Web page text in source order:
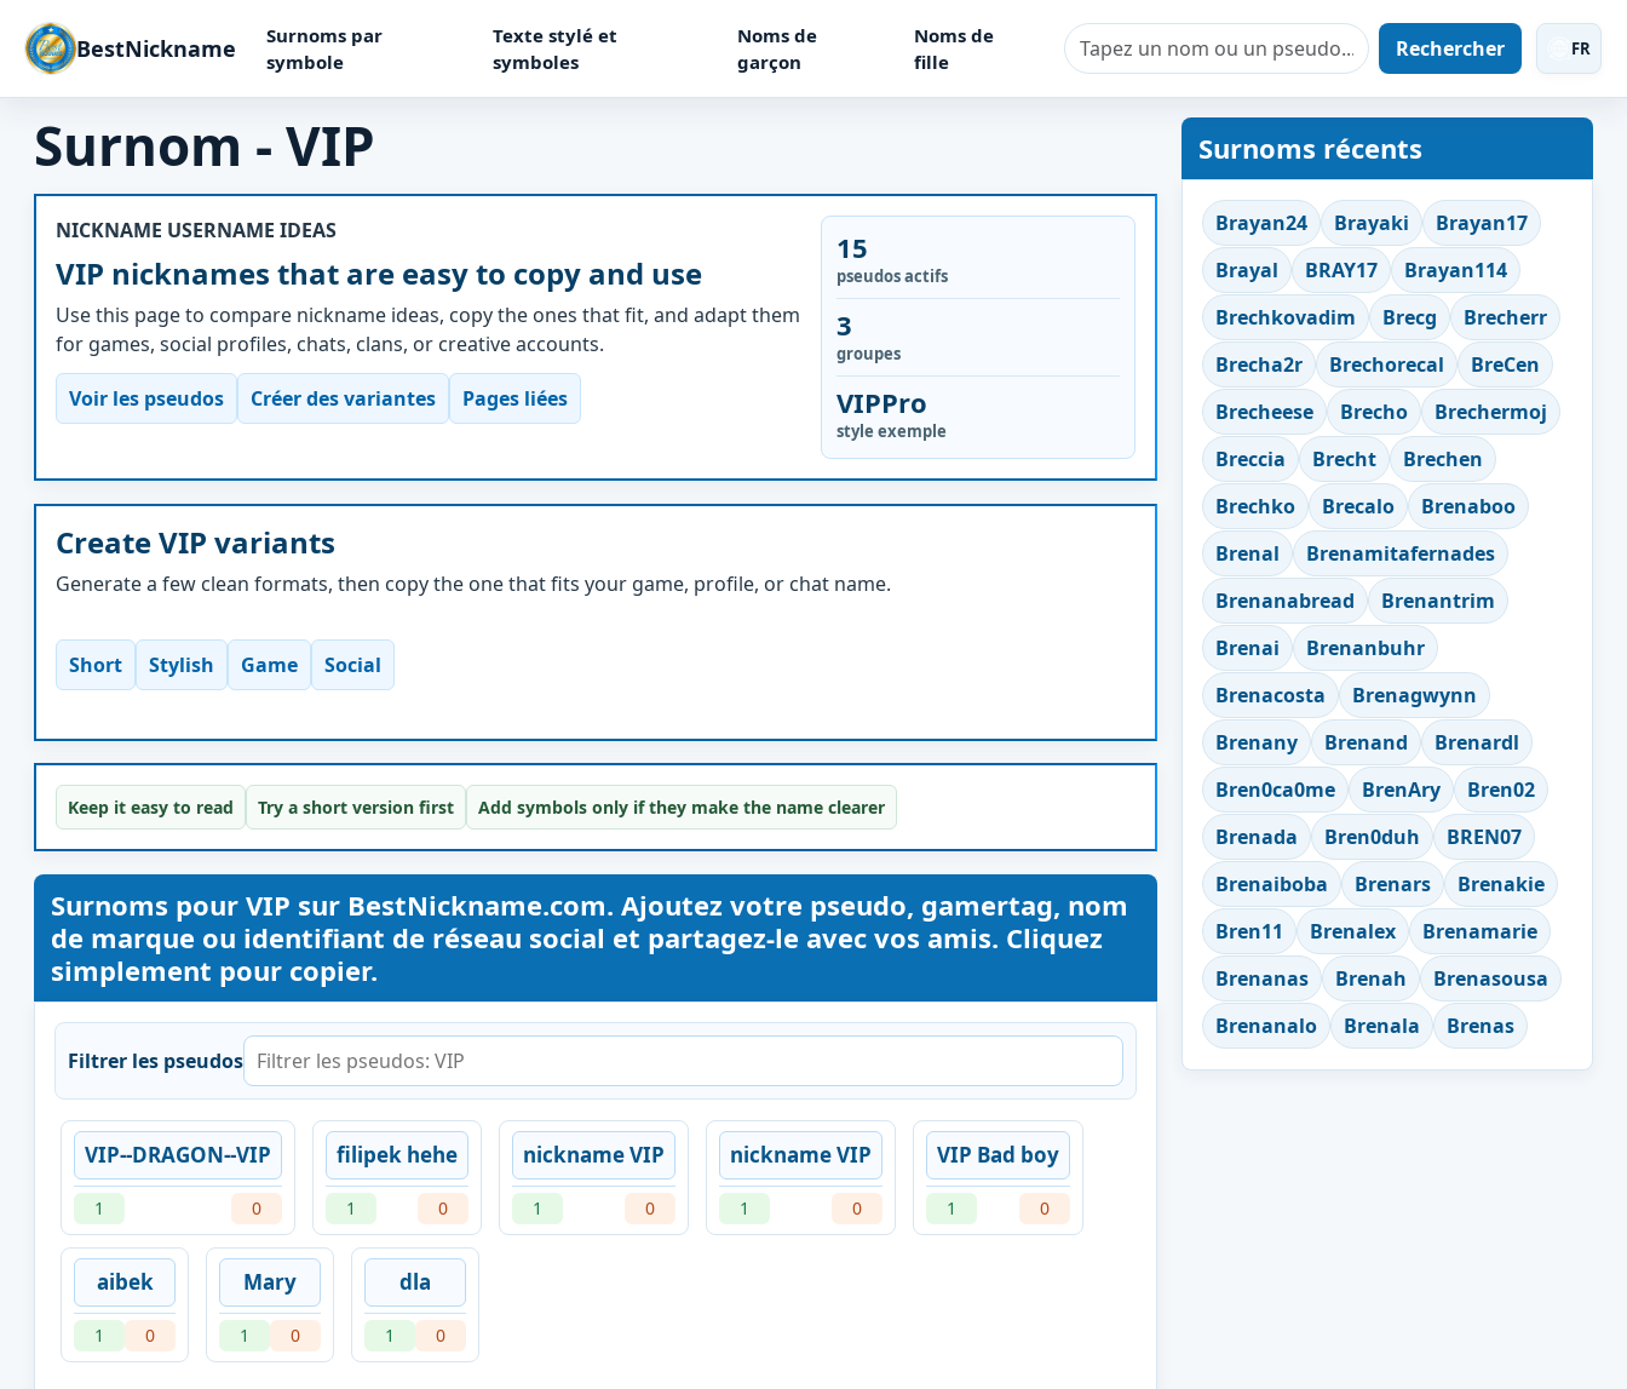
BestNickname
Surnoms par
symbole
Texte stylé et
symboles
Noms de
garçon
Noms de
fille
Rechercher FR
Surnom - VIP
NICKNAME USERNAME IDEAS
VIP nicknames that are easy to copy and use
Use this page to compare nickname ideas, copy the ones that fit, and adapt them
for games, social profiles, chats, clans, or creative accounts.
Voir les pseudos Créer des variantes Pages liées
15
pseudos actifs
3
groupes
VIPPro
style exemple
Create VIP variants
Generate a few clean formats, then copy the one that fits your game, profile, or chat name.
Short Stylish Game Social
Keep it easy to read Try a short version first Add symbols only if they make the name clearer
Surnoms pour VIP sur BestNickname.com. Ajoutez votre pseudo, gamertag, nom
de marque ou identifiant de réseau social et partagez-le avec vos amis. Cliquez
simplement pour copier.
Filtrer les pseudos
VIP--DRAGON--VIP
1 0
filipek hehe
1 0
nickname VIP
1 0
nickname VIP
1 0
VIP Bad boy
1 0
aibek
1 0
Mary
1 0
dla
1 0
Surnoms récents
Brayan24 Brayaki
Brayan17
Brayal
BRAY17
Brayan114
Brechkovadim
Brecg
Brecherr
Brecha2r
Brechorecal
BreCen
Brecheese
Brecho
Brechermoj
Breccia
Brecht
Brechen
Brechko
Brecalo
Brenaboo
Brenal
Brenamitafernades
Brenanabread
Brenantrim
Brenai
Brenanbuhr
Brenacosta
Brenagwynn
Brenany
Brenand
Brenardl
Bren0ca0me
BrenAry
Bren02
Brenada
Bren0duh
BREN07
Brenaiboba
Brenars
Brenakie
Bren11
Brenalex
Brenamarie
Brenanas
Brenah
Brenasousa
Brenanalo
Brenala Brenas